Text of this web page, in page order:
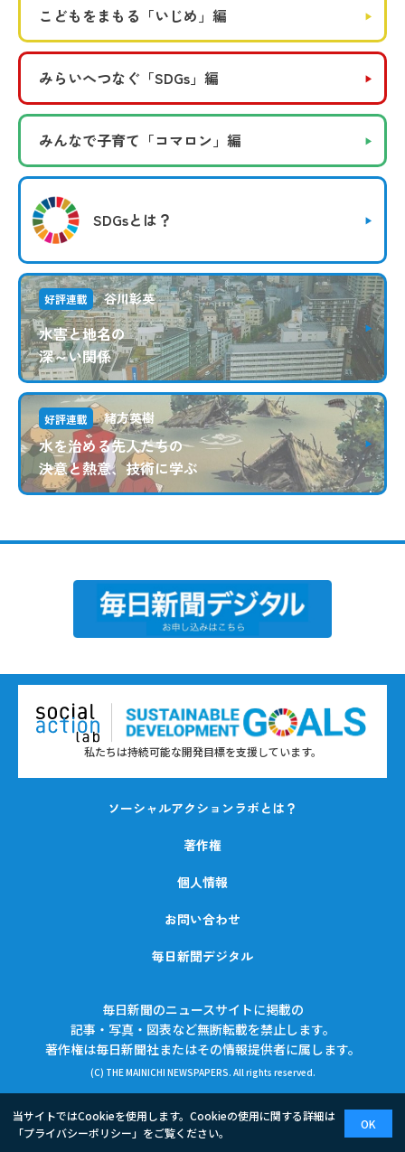
当サイトではCookieを使用します。Cookieの使用に関する詳細は
「プライバシーポリシー 」をご覧ください。
OK
こどもをまもる 「いじめ」編
みらいへつなぐ 「SDGs」編
みんなで子育て 「コマロン」編
SDGsとは？
好評連載 谷川彰英
水害と地名の
深～い関係
好評連載 緒方英樹
水を治める先人たちの
決意と熱意、技術に学ぶ
私たちは持続可能な開発目標を支援しています。
ソーシャルアクションラボとは？
著作権
個人情報
お問い合わせ
毎日新聞デジタル
毎日新聞のニュースサイトに掲載の
記事・写真・図表など無断転載を禁止します。
著作権は毎日新聞社またはその情報提供者に属します。
(C) THE MAINICHI NEWSPAPERS. All rights reserved.